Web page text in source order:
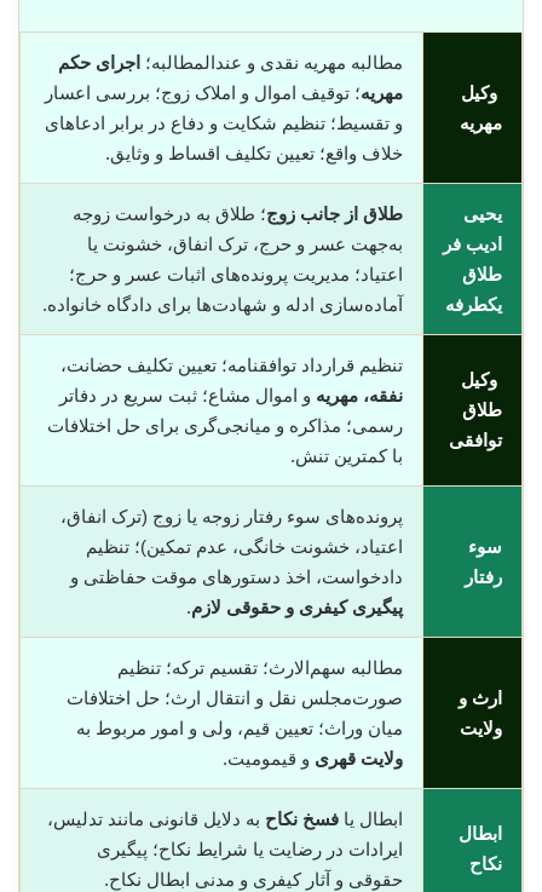
وکیل
مهریه
مطالبه مهریه نقدی و عندالمطالبه؛ اجرای حکم
مهریه؛ توقیف اموال و املاک زوج؛ بررسی اعسار
و تقسیط؛ تنظیم شکایت و دفاع در برابر ادعاهای
خلاف واقع؛ تعیین تکلیف اقساط و وثایق.
یحیی
ادیب فر
طلاق
یکطرفه
طلاق از جانب زوج؛ طلاق به درخواست زوجه
به‌جهت عسر و حرج، ترک انفاق، خشونت یا
اعتیاد؛ مدیریت پرونده‌های اثبات عسر و حرج؛
آماده‌سازی ادله و شهادت‌ها برای دادگاه خانواده.
وکیل
طلاق
توافقی
تنظیم قرارداد توافقنامه؛ تعیین تکلیف حضانت،
نفقه، مهریه و اموال مشاع؛ ثبت سریع در دفاتر
رسمی؛ مذاکره و میانجی‌گری برای حل اختلافات
با کمترین تنش.
سوء
رفتار
پرونده‌های سوء رفتار زوجه یا زوج (ترک انفاق،
اعتیاد، خشونت خانگی، عدم تمکین)؛ تنظیم
دادخواست، اخذ دستورهای موقت حفاظتی و
پیگیری کیفری و حقوقی لازم.
ارث و
ولایت
مطالبه سهم‌الارث؛ تقسیم ترکه؛ تنظیم
صورت‌مجلس نقل و انتقال ارث؛ حل اختلافات
میان وراث؛ تعیین قیم، ولی و امور مربوط به
ولایت قهری و قیمومیت.
ابطال
نکاح
ابطال یا فسخ نکاح به دلایل قانونی مانند تدلیس،
ایرادات در رضایت یا شرایط نکاح؛ پیگیری
حقوقی و آثار کیفری و مدنی ابطال نکاح.